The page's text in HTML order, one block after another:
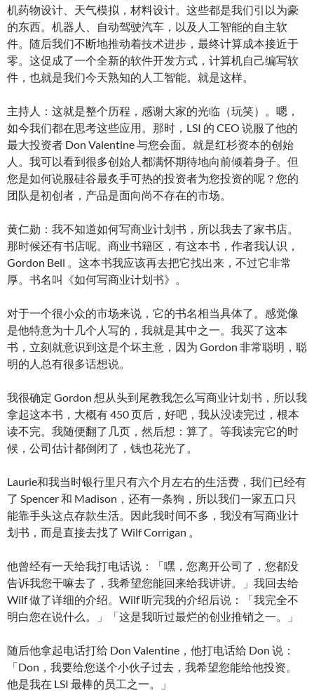
机药物设计、天气模拟，材料设计。这些都是我们引以为豪
的东西。机器人、自动驾驶汽车，以及人工智能的自主软
件。随后我们不断地推动着技术进步，最终计算成本接近于
零。这促成了一个全新的软件开发方式，计算机自己编写软
件，也就是我们今天熟知的人工智能。就是这样。
主持人：这就是整个历程，感谢大家的光临（玩笑）。嗯，
如今我们都在思考这些应用。那时，LSI 的 CEO 说服了他的
最大投资者 Don Valentine 与您会面。就是红杉资本的创始
人。我可以看到很多创始人都满怀期待地向前倾着身子。但
您是如何说服硅谷最炙手可热的投资者为您投资的呢？您的
团队是初创者，产品是面向尚不存在的市场。
黄仁勋：我不知道如何写商业计划书，所以我去了家书店。
那时候还有书店呢。商业书籍区，有这本书，作者我认识，
Gordon Bell 。这本书我应该再去把它找出来，不过它非常
厚。书名叫《如何写商业计划书》。
对于一个很小众的市场来说，它的书名相当具体了。感觉像
是他特意为十几个人写的，我就是其中之一。我买了这本
书，立刻就意识到这是个坏主意，因为 Gordon 非常聪明，聪
明的人总有很多话想说。
我很确定 Gordon 想从头到尾教我怎么写商业计划书，所以我
拿起这本书，大概有 450 页后，好吧，我从没读完过，根本
读不完。我随便翻了几页，然后想：算了。等我读完它的时
候，公司估计都倒闭了，钱也花光了。
Laurie和我当时银行里只有六个月左右的生活费，我们已经有
了 Spencer 和 Madison，还有一条狗，所以我们一家五口只
能靠手头这点存款生活。因此我时间不多，我没有写商业计
划书，而是直接去找了 Wilf Corrigan 。
他曾经有一天给我打电话说：「嘿，您离开公司了，您都没
告诉我您干嘛去了，我希望您能回来给我讲讲。」我回去给
Wilf 做了详细的介绍。Wilf 听完我的介绍后说：「我完全不
明白您在说什么。」「这是我听过最烂的创业推销之一。」
随后他拿起电话打给 Don Valentine，他打电话给 Don 说：
「Don，我要给您送个小伙子过去，我希望您能给他投资。
他是我在 LSI 最棒的员工之一。」